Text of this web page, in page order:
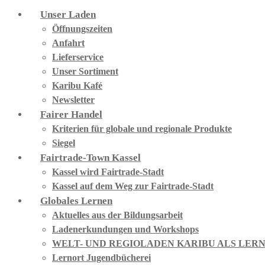
Unser Laden
Öffnungszeiten
Anfahrt
Lieferservice
Unser Sortiment
Karibu Kafé
Newsletter
Fairer Handel
Kriterien für globale und regionale Produkte
Siegel
Fairtrade-Town Kassel
Kassel wird Fairtrade-Stadt
Kassel auf dem Weg zur Fairtrade-Stadt
Globales Lernen
Aktuelles aus der Bildungsarbeit
Ladenerkundungen und Workshops
WELT- UND REGIOLADEN KARIBU ALS
Lernort Jugendbücherei